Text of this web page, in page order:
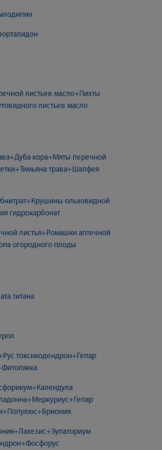
листьев масло+Пихты
листьев масло
кора+Мяты перечной
трава+Шалфея
ольховидной
гидрокарбонат
листья+Ромашки аптечной
огородного плоды
титана
токсикодендрон+Гепар